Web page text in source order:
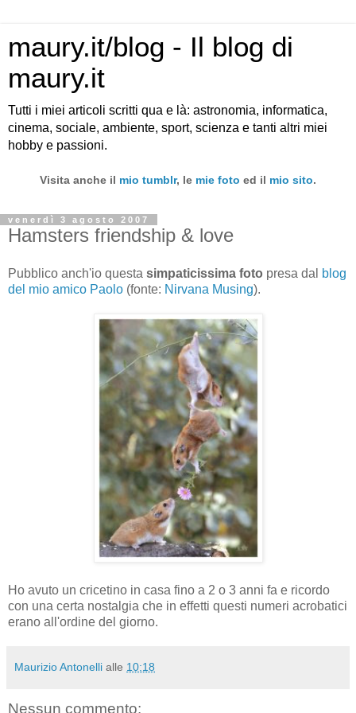
maury.it/blog - Il blog di
maury.it
Tutti i miei articoli scritti qua e là: astronomia, informatica,
cinema, sociale, ambiente, sport, scienza e tanti altri miei
hobby e passioni.
Visita anche il mio tumblr, le mie foto ed il mio sito.
venerdì 3 agosto 2007
Hamsters friendship & love
Pubblico anch'io questa simpaticissima foto presa dal
blog
del mio amico Paolo (fonte: Nirvana Musing).
Ho avuto un cricetino in casa fino a 2 o 3 anni fa e ricordo
con una certa nostalgia che in effetti questi numeri acrobatici
erano all'ordine del giorno.
Maurizio Antonelli alle 10:18
Nessun commento: